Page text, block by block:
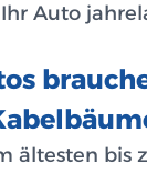
Auto
ältesten bis